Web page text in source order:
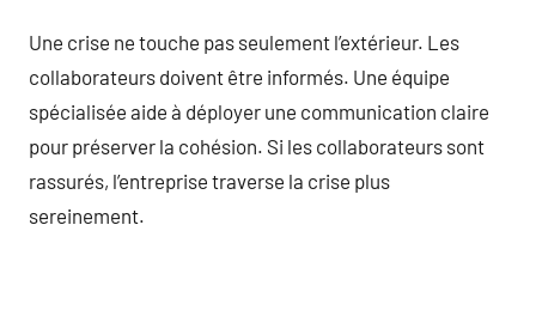
Une crise ne touche pas seulement l’extérieur. Les
collaborateurs doivent être informés. Une équipe
spécialisée aide à déployer une communication claire
pour préserver la cohésion. Si les collaborateurs sont
rassurés, l’entreprise traverse la crise plus
sereinement.